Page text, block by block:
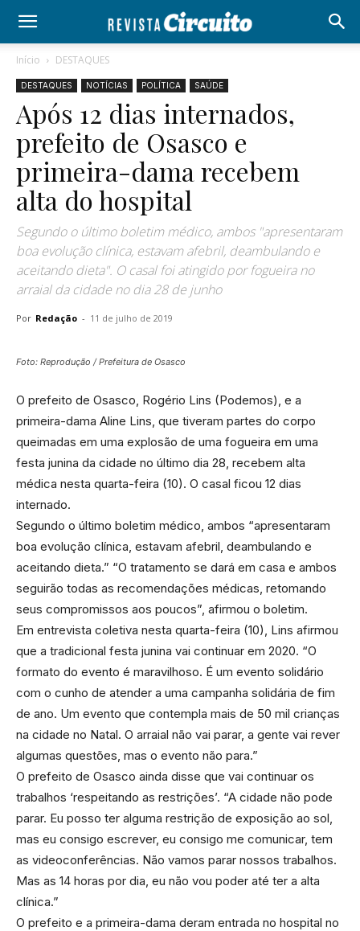
Início DESTAQUES
DESTAQUES NOTÍCIAS POLÍTICA SAÚDE
Após 12 dias internados,
prefeito de Osasco e
primeira-dama recebem
alta do hospital
Segundo o último boletim médico, ambos "apresentaram
boa evolução clínica, estavam afebril, deambulando e
aceitando dieta". O casal foi atingido por fogueira no
arraial da cidade no dia 28 de junho
Por Redação - 11 de julho de 2019
Foto: Reprodução / Prefeitura de Osasco
O prefeito de Osasco, Rogério Lins (Podemos), e a
primeira-dama Aline Lins, que tiveram partes do corpo
queimadas em uma explosão de uma fogueira em uma
festa junina da cidade no último dia 28, recebem alta
médica nesta quarta-feira (10). O casal ficou 12 dias
internado.
Segundo o último boletim médico, ambos “apresentaram
boa evolução clínica, estavam afebril, deambulando e
aceitando dieta.” “O tratamento se dará em casa e ambos
seguirão todas as recomendações médicas, retomando
seus compromissos aos poucos”, afirmou o boletim.
Em entrevista coletiva nesta quarta-feira (10), Lins afirmou
que a tradicional festa junina vai continuar em 2020. “O
formato do evento é maravilhoso. É um evento solidário
com o cunho de atender a uma campanha solidária de fim
de ano. Um evento que contempla mais de 50 mil crianças
na cidade no Natal. O arraial não vai parar, a gente vai rever
algumas questões, mas o evento não para.”
O prefeito de Osasco ainda disse que vai continuar os
trabalhos ‘respeitando as restrições’. “A cidade não pode
parar. Eu posso ter alguma restrição de exposição ao sol,
mas eu consigo escrever, eu consigo me comunicar, tem
as videoconferências. Não vamos parar nossos trabalhos.
Mas as 14 horas por dia, eu não vou poder até ter a alta
clínica.”
O prefeito e a primeira-dama deram entrada no hospital no